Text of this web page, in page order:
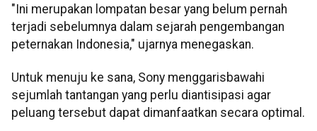
"Ini merupakan lompatan besar yang belum pernah
terjadi sebelumnya dalam sejarah pengembangan
peternakan Indonesia," ujarnya menegaskan.
Untuk menuju ke sana, Sony menggarisbawahi
sejumlah tantangan yang perlu diantisipasi agar
peluang tersebut dapat dimanfaatkan secara optimal.